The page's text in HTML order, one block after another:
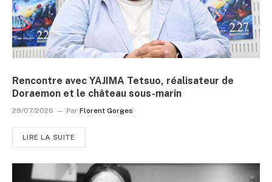
Rencontre avec YAJIMA Tetsuo, réalisateur de
Doraemon et le château sous-marin
29/07/2026 Par Florent Gorges
LIRE LA SUITE